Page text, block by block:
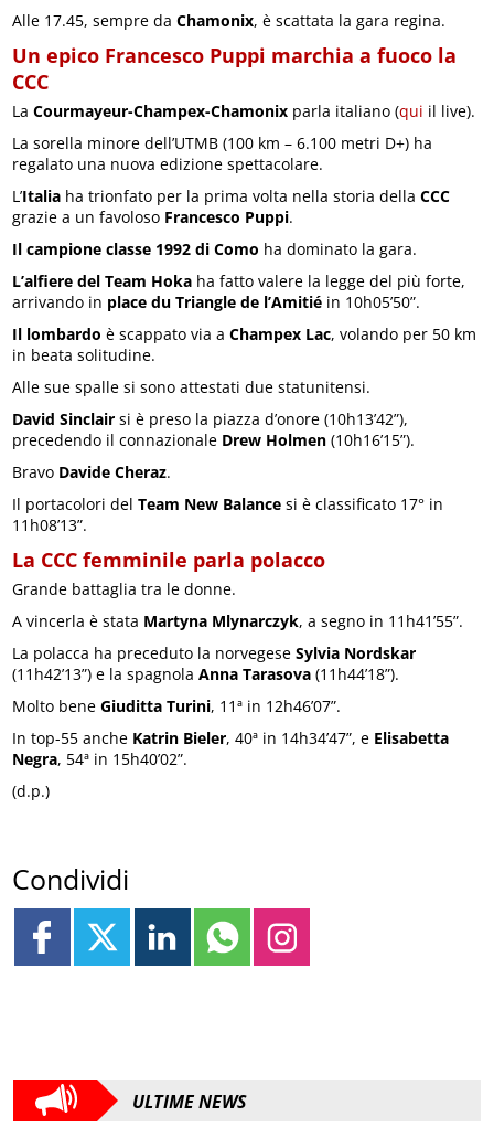
Alle 17.45, sempre daChamonix, è scattata la gara regina.
Un epico Francesco Puppi marchia a fuoco la
CCC
LaCourmayeur-Champex-Chamonix parla italiano (qui il live).
La sorella minore dell’UTMB (100 km – 6.100 metri D+) ha
regalato una nuova edizione spettacolare.
L’Italia ha trionfato per la prima volta nella storia dellaCCC
grazie a un favoloso Francesco Puppi.
Il campione classe 1992 di Como ha dominato la gara.
L’alfiere del Team Hoka ha fatto valere la legge del più forte,
arrivando in place du Triangle de l’Amitié in 10h05’50”.
Il lombardo è scappato via aChampex Lac, volando per 50 km
in beata solitudine.
Alle sue spalle si sono attestati due statunitensi.
David Sinclair si è preso la piazza d’onore (10h13’42”),
precedendo il connazionale Drew Holmen (10h16’15”).
Bravo Davide Cheraz.
Il portacolori delTeam New Balance si è classificato 17° in
11h08’13”.
La CCC femminile parla polacco
Grande battaglia tra le donne.
A vincerla è stata Martyna Mlynarczyk, a segno in 11h41’55”.
La polacca ha preceduto la norvegeseSylvia Nordskar
(11h42’13”) e la spagnolaAnna Tarasova (11h44’18”).
Molto beneGiuditta Turini, 11ª in 12h46’07”.
In top-55 anche Katrin Bieler, 40ª in 14h34’47”, e Elisabetta
Negra, 54ª in 15h40’02”.
(d.p.)
Condividi
ULTIME NEWS